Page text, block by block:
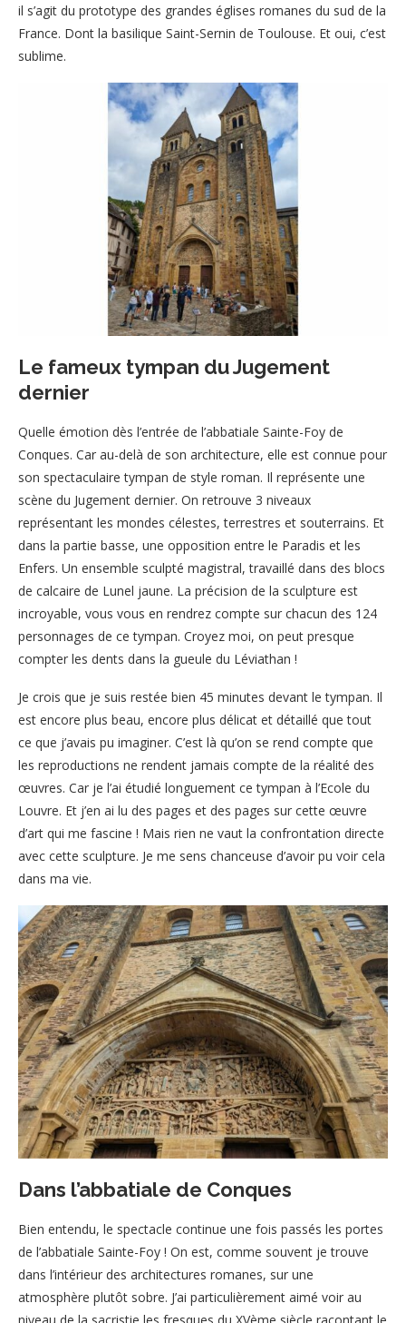
il s’agit du prototype des grandes églises romanes du sud de la
France. Dont la basilique Saint-Sernin de Toulouse. Et oui, c’est
sublime.
Le fameux tympan du Jugement
dernier
Quelle émotion dès l’entrée de l’abbatiale Sainte-Foy de
Conques. Car au-delà de son architecture, elle est connue pour
son spectaculaire tympan de style roman. Il représente une
scène du Jugement dernier. On retrouve 3 niveaux
représentant les mondes célestes, terrestres et souterrains. Et
dans la partie basse, une opposition entre le Paradis et les
Enfers. Un ensemble sculpté magistral, travaillé dans des blocs
de calcaire de Lunel jaune. La précision de la sculpture est
incroyable, vous vous en rendrez compte sur chacun des 124
personnages de ce tympan. Croyez moi, on peut presque
compter les dents dans la gueule du Léviathan !
Je crois que je suis restée bien 45 minutes devant le tympan. Il
est encore plus beau, encore plus délicat et détaillé que tout
ce que j’avais pu imaginer. C’est là qu’on se rend compte que
les reproductions ne rendent jamais compte de la réalité des
œuvres. Car je l’ai étudié longuement ce tympan à l’Ecole du
Louvre. Et j’en ai lu des pages et des pages sur cette œuvre
d’art qui me fascine ! Mais rien ne vaut la confrontation directe
avec cette sculpture. Je me sens chanceuse d’avoir pu voir cela
dans ma vie.
Dans l’abbatiale de Conques
Bien entendu, le spectacle continue une fois passés les portes
de l’abbatiale Sainte-Foy ! On est, comme souvent je trouve
dans l’intérieur des architectures romanes, sur une
atmosphère plutôt sobre. J’ai particulièrement aimé voir au